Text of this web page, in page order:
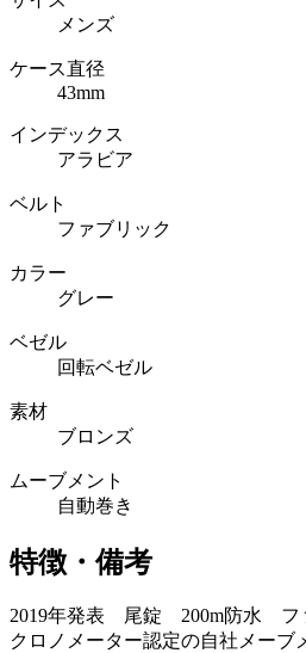
メンズ
ケース直径
43mm
インデックス
アラビア
ベルト
ファブリック
カラー
グレー
ベゼル
回転ベゼル
素材
ブロンズ
ムーブメント
自動巻き
特徴・備考
2019年発表 尾錠 200m防水 フ
クロノメーター認定の自社メーブ